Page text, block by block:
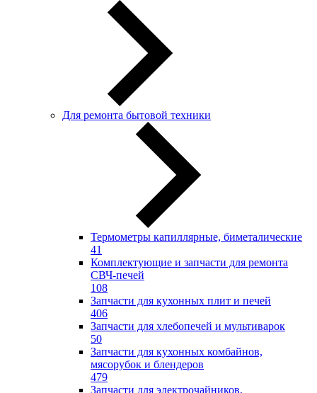
Для ремонта бытовой техники
Термометры капиллярные, биметалические
41
Комплектующие и запчасти для ремонта
СВЧ-печей
108
Запчасти для кухонных плит и печей
406
Запчасти для хлебопечей и мультиварок
50
Запчасти для кухонных комбайнов,
мясорубок и блендеров
479
Запчасти для электрочайников,